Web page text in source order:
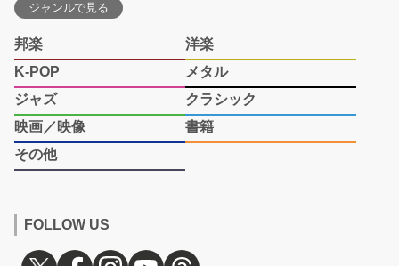
ジャンルで見る
邦楽
洋楽
K-POP
メタル
ジャズ
クラシック
映画／映像
書籍
その他
FOLLOW US